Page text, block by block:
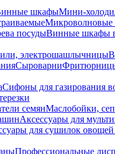
шкафыМини-
Микроволновые
посудыВинные шкафы
электрошашлычницы
Сыроварни
Сифоны для газирования
семянМаслобойки,
Аксессуары для
для сушилок
Профессиональные